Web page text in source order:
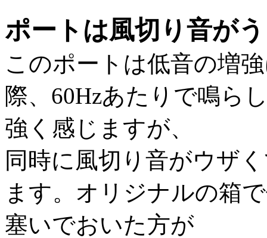
ポートは風切り音が
このポートは低音の増
際、60Hzあたりで鳴ら
強く感じますが、
同時に風切り音がウザ
ます。オリジナルの箱
塞いでおいた方が